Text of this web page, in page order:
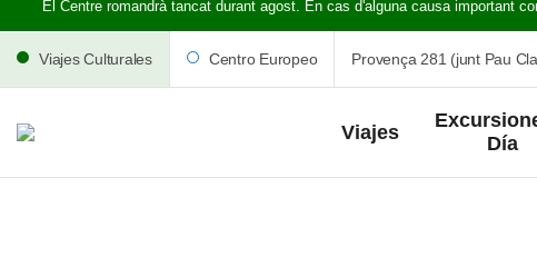
El Centre romandrà tancat durant agost. En cas d'alguna causa important
Viajes Culturales Centro Europeo Provença 281 (junt Pau
Viajes
Día